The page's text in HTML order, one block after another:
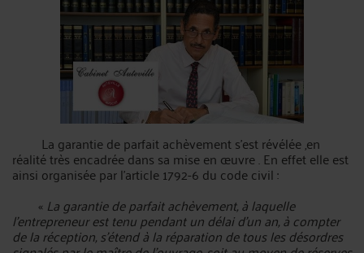
La garantie de parfait achèvement s’est révélée ,en
réalité très encadrée dans sa mise en œuvre . En effet elle est
ainsi organisée par l’article 1792-6 du code civil :
« La garantie de parfait achèvement, à laquelle
l'entrepreneur est tenu pendant un délai d'un an, à compter
de la réception, s'étend à la réparation de tous les désordres